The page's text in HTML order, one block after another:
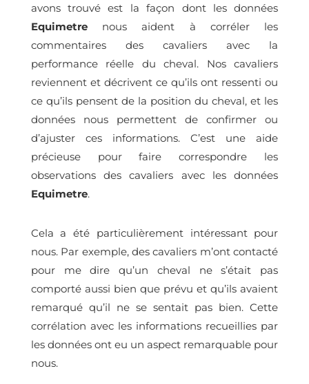
avons trouvé est la façon dont les données
Equimetrenous aident à corréler les
commentaires des cavaliers avec la
performance réelle du cheval. Nos cavaliers
reviennent et décrivent ce qu’ils ont ressenti ou
ce qu’ils pensent de la position du cheval, et les
données nous permettent de confirmer ou
d’ajuster ces informations. C’est une aide
précieuse pour faire correspondre les
observations des cavaliers avec les données
Equimetre.
Cela a été particulièrement intéressant pour
nous. Par exemple, des cavaliers m’ont contacté
pour me dire qu’un cheval ne s’était pas
comporté aussi bien que prévu et qu’ils avaient
remarqué qu’il ne se sentait pas bien. Cette
corrélation avec les informations recueillies par
les données ont eu un aspect remarquable pour
nous.